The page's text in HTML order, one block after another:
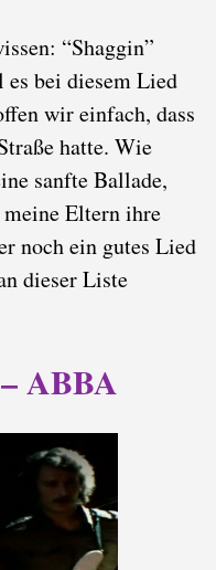
“Shaggin”
bei diesem Lied
wir einfach, dass
hatte. Wie
sanfte Ballade,
Eltern ihre
noch ein gutes Lied
dieser Liste
ABBA